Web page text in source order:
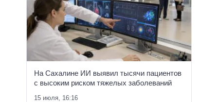
На Сахалине ИИ выявил тысячи пациентов
с высоким риском тяжелых заболеваний
15 июля, 16:16